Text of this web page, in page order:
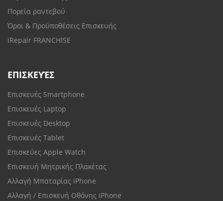
Πορεία ραντεβού
Όροι & Προϋποθέσεις Επισκευής
iRepair FRANCHISE
ΕΠΙΣΚΕΥΈΣ
Επισκευές Smartphone
Επισκευές Laptop
Επισκευές Desktop
Επισκευές Tablet
Επισκεύες Apple Watch
Επισκευή Μητρικής Πλακέτας
Αλλαγή Μπαταρίας iPhone
Αλλαγή / Επισκευή Οθόνης iPhone